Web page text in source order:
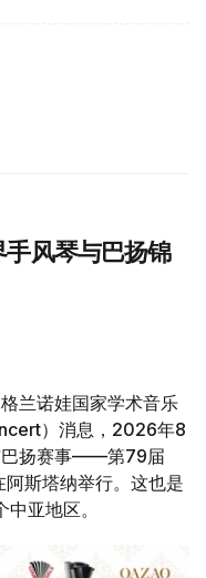
风琴与巴扬锦
兰诺娃国家学术音乐
）消息，2026年8
巴扬赛事——第79届
斯塔纳举行。这也是
亚地区。